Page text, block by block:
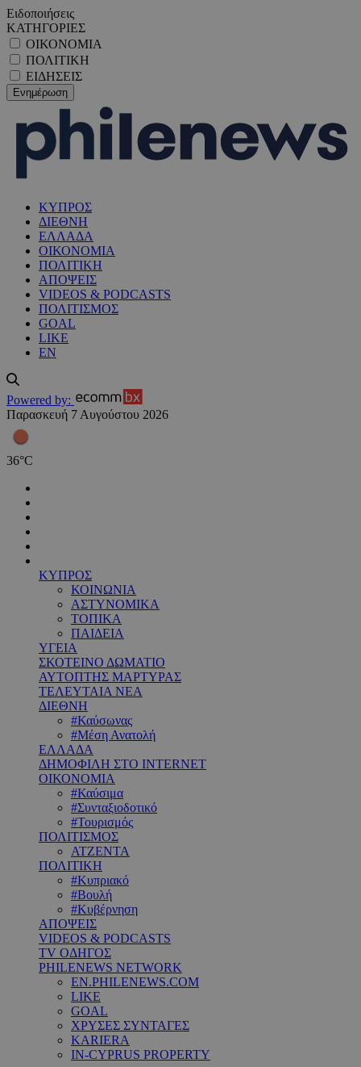
Ειδοποιήσεις
ΚΑΤΗΓΟΡΙΕΣ
ΟΙΚΟΝΟΜΙΑ
ΠΟΛΙΤΙΚΗ
ΕΙΔΗΣΕΙΣ
ΚΥΠΡΟΣ
ΔΙΕΘΝΗ
ΕΛΛΑΔΑ
ΟΙΚΟΝΟΜΙΑ
ΠΟΛΙΤΙΚΗ
ΑΠΟΨΕΙΣ
VIDEOS & PODCASTS
ΠΟΛΙΤΙΣΜΟΣ
GOAL
LIKE
EN
Powered by:
Παρασκευή 7 Αυγούστου 2026
36°C
ΚΥΠΡΟΣ
ΚΟΙΝΩΝΙΑ
ΑΣΤΥΝΟΜΙΚΑ
ΤΟΠΙΚΑ
ΠΑΙΔΕΙΑ
ΥΓΕΙΑ
ΣΚΟΤΕΙΝΟ ΔΩΜΑΤΙΟ
ΑΥΤΟΠΤΗΣ ΜΑΡΤΥΡΑΣ
ΤΕΛΕΥΤΑΙΑ ΝΕΑ
ΔΙΕΘΝΗ
#Καύσωνας
#Μέση Ανατολή
ΕΛΛΑΔΑ
ΔΗΜΟΦΙΛΗ ΣΤΟ INTERNET
ΟΙΚΟΝΟΜΙΑ
#Καύσιμα
#Συνταξιοδοτικό
#Τουρισμός
ΠΟΛΙΤΙΣΜΟΣ
ΑΤΖΕΝΤΑ
ΠΟΛΙΤΙΚΗ
#Κυπριακό
#Βουλή
#Κυβέρνηση
ΑΠΟΨΕΙΣ
VIDEOS & PODCASTS
TV ΟΔΗΓΟΣ
PHILENEWS NETWORK
EN.PHILENEWS.COM
LIKE
GOAL
ΧΡΥΣΕΣ ΣΥΝΤΑΓΕΣ
KARIERA
IN-CYPRUS PROPERTY